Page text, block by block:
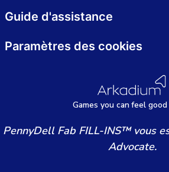
Games you canfeel
Guide d'assistance
Paramètres des cookies
PennyDell Fab FILL-INS™ vous
Advocate.